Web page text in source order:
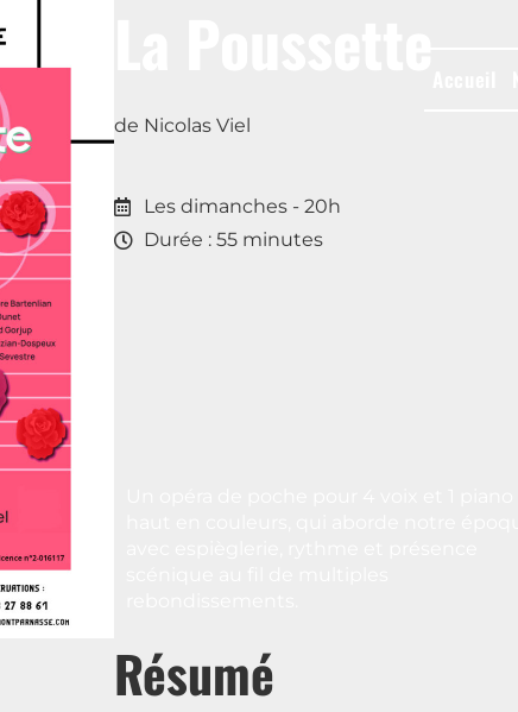
de Nicolas Viel
Les dimanches - 20h
Durée : 55 minutes
Résumé